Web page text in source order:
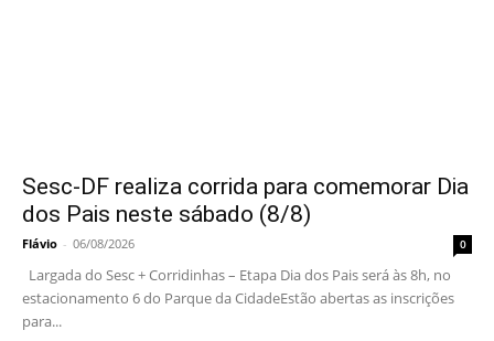
Sesc-DF realiza corrida para comemorar Dia
dos Pais neste sábado (8/8)
Flávio - 06/08/2026 0
Largada do Sesc + Corridinhas – Etapa Dia dos Pais será às 8h, no
estacionamento 6 do Parque da CidadeEstão abertas as inscrições
para...